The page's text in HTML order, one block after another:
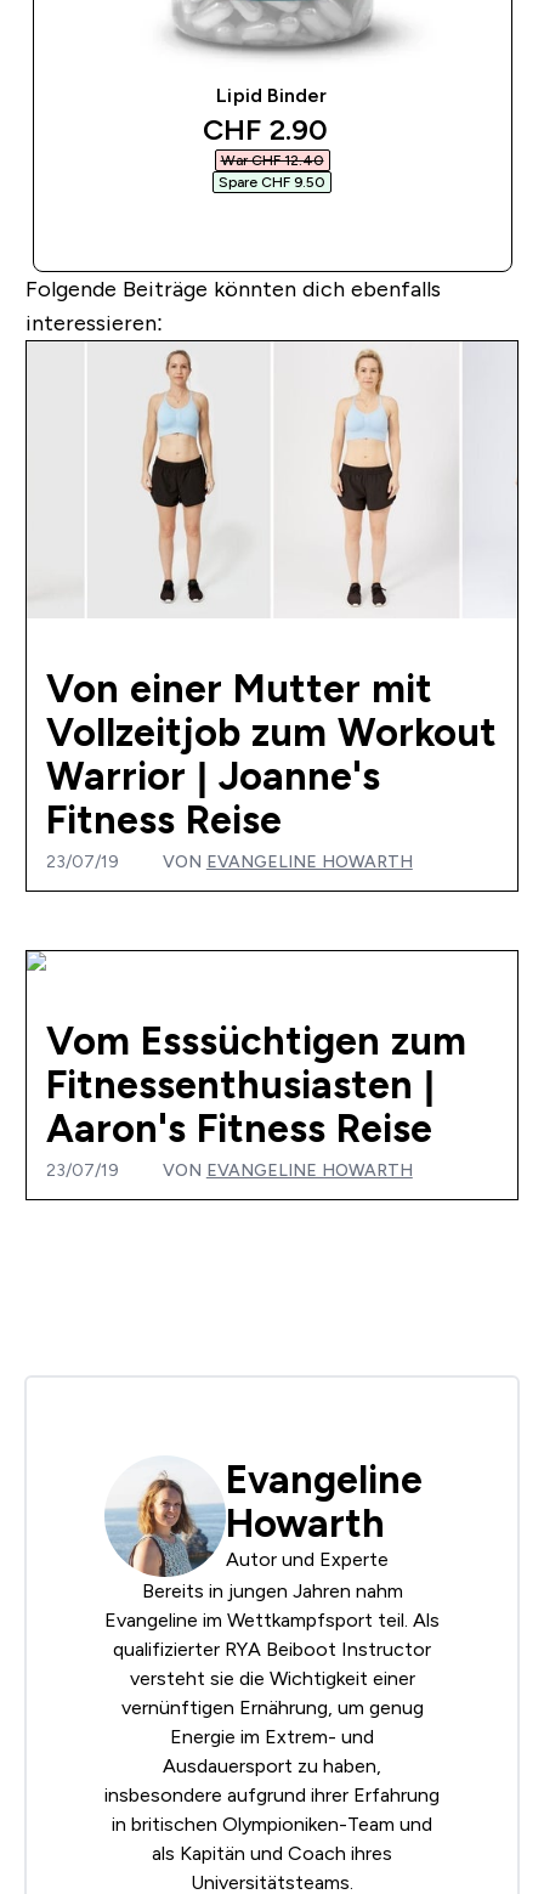
Lipid Binder
discounted price
CHF 2.90‎
War CHF 12.40‎
Spare CHF 9.50‎
Folgende Beiträge könnten dich ebenfalls
interessieren:
Von einer Mutter mit
Vollzeitjob zum Workout
Warrior | Joanne's
Fitness Reise
23/07/19 VON EVANGELINE HOWARTH
Vom Esssüchtigen zum
Fitnessenthusiasten |
Aaron's Fitness Reise
23/07/19 VON EVANGELINE HOWARTH
Evangeline
Howarth
Autor und Experte
Bereits in jungen Jahren nahm
Evangeline im Wettkampfsport teil. Als
qualifizierter RYA Beiboot Instructor
versteht sie die Wichtigkeit einer
vernünftigen Ernährung, um genug
Energie im Extrem- und
Ausdauersport zu haben,
insbesondere aufgrund ihrer Erfahrung
in britischen Olympioniken-Team und
als Kapitän und Coach ihres
Universitätsteams.